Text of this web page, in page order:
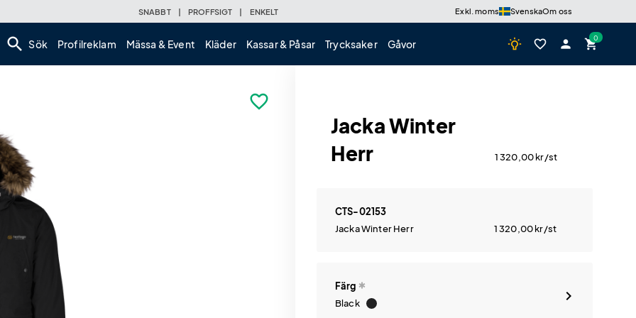
SNABBT | PROFFSIGT | ENKELT Exkl. moms SvenskaOm oss
search Sök Profilreklam Mässa & Event Kläder Kassar & Påsar Trycksaker Gåvor wb_incandescent favorite_border person shopping_cart
favorite_border
Jacka Winter
Herr
1 320,00kr/st
CTS-02153
Jacka Winter Herr
1 320,00kr/st
Färg
Black